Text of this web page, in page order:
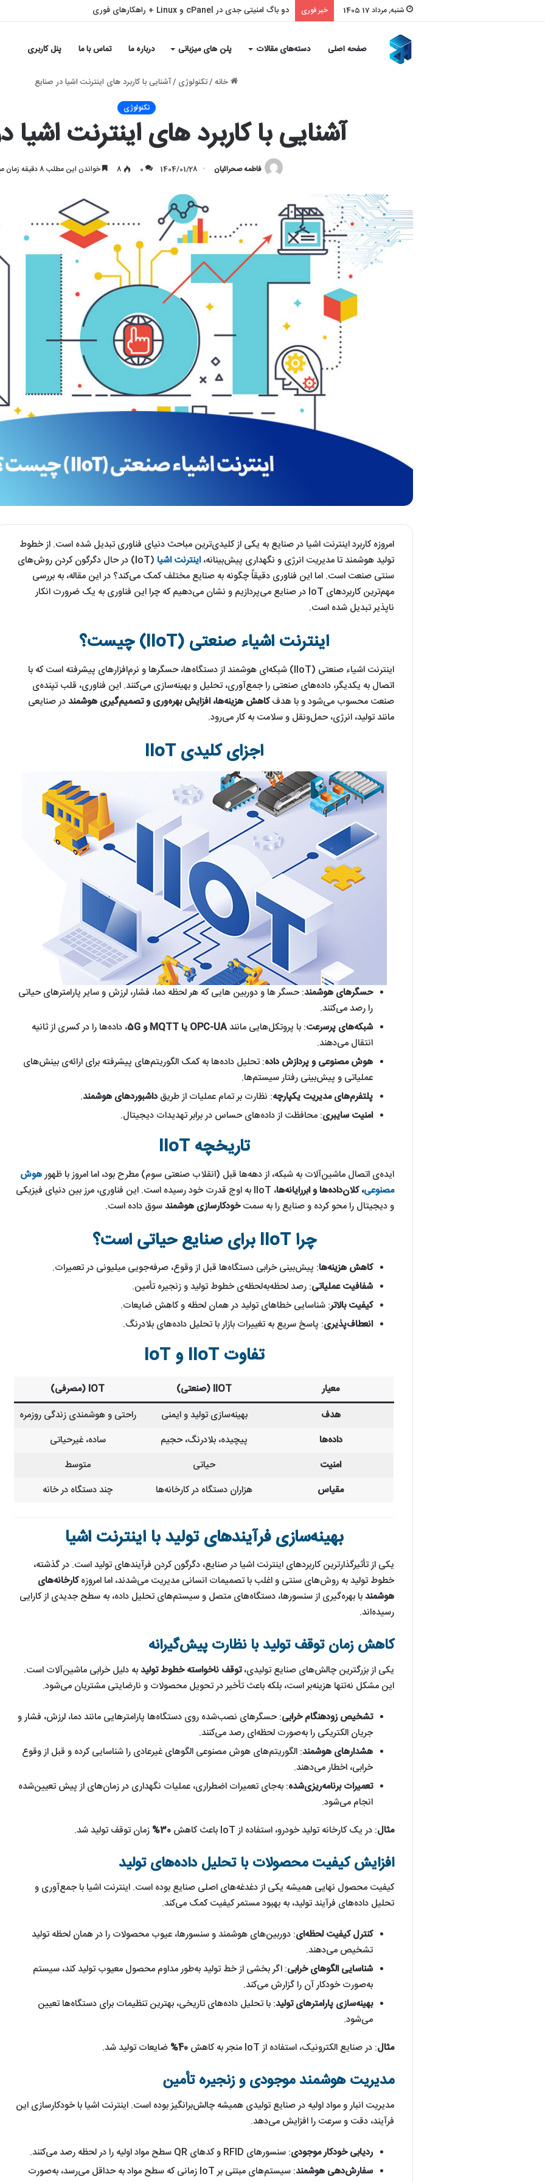
شنبه, مرداد 17 1405 خبر فوری دو باگ امنیتی جدی در cPanel و Linux + راهکارهای فوری
صفحه اصلی دسته‌های مقالات پلن های میزبانی درباره ما تماس با ما پنل کاربری
خانه/تکنولوژی /آشنایی با کاربرد های اینترنت اشیا در صنایع
تکنولوژی
آشنایی با کاربرد های اینترنت اشیا
فاطمه صحرائیان 1404/01/28
0
8 خواندن این مطلب 8 دقیقه زمان میبرد
امروزه کاربرد اینترنت اشیا در صنایع به یکی از کلیدی‌ترین مباحث دنیای فناوری تبدیل شده است. از خطوط
تولید هوشمند تا مدیریت انرژی و نگهداری پیش‌بینانه،اینترنت اشیا
(IoT) در حال دگرگون کردن روش‌های
سنتی صنعت است. اما این فناوری دقیقاً چگونه به صنایع مختلف کمک می‌کند؟ در این مقاله، به بررسی
مهم‌ترین کاربردهای IoT در صنایع می‌پردازیم و نشان می‌دهیم که چرا این فناوری به یک ضرورت انکار
ناپذیر تبدیل شده است.
اینترنت اشیاء صنعتی (IIoT) چیست؟
اینترنت اشیاء صنعتی (IIoT) شبکه‌ای هوشمند از دستگاه‌ها، حسگرها و نرم‌افزارهای پیشرفته است که با
اتصال به یکدیگر، داده‌های صنعتی را جمع‌آوری، تحلیل و بهینه‌سازی می‌کنند. این فناوری، قلب تپنده‌ی
صنعت محسوب می‌شود و با هدفکاهش هزینه‌ها، افزایش بهره‌وری و تصمیم‌گیری هوشمنددر صنایعی
مانند تولید، انرژی، حمل‌ونقل و سلامت به کار می‌رود.
اجزای کلیدی IIoT
حسگرهای هوشمند: حسگر ها و دوربین هایی که هر لحظه دما، فشار، لرزش و سایر پارامترهای حیاتی
را رصد می‌کنند.
شبکه‌های پرسرعت: با پروتکل‌هایی مانندOPC-UA یا MQTT و 5G
، داده‌ها را در کسری از ثانیه
انتقال می‌دهند.
هوش مصنوعی و پردازش داده: تحلیل داده‌ها به کمک الگوریتم‌های پیشرفته برای ارائه‌ی ‌بینش‌های
عملیاتی و پیش‌بینی رفتار سیستم‌ها.
پلتفرم‌های مدیریت یکپارچه: نظارت بر تمام عملیات از طریق داشبوردهای هوشمند.
امنیت سایبری: محافظت از داده‌های حساس در برابر تهدیدات دیجیتال.
تاریخچه IIoT
ایده‌ی اتصال ماشین‌آلات به شبکه، از دهه‌ها قبل (انقلاب صنعتی سوم) مطرح بود، اما امروز با ظهورهوش
مصنوعی، کلان‌داده‌ها و ابررایانه‌ها
، IIoT به اوج قدرت خود رسیده است. این فناوری، مرز بین دنیای فیزیکی
و دیجیتال را محو کرده و صنایع را به سمتخودکارسازی هوشمندسوق داده است.
چرا IIoT برای صنایع حیاتی است؟
کاهش هزینه‌ها: پیش‌بینی خرابی دستگاه‌ها قبل از وقوع، صرفه‌جویی میلیونی در تعمیرات.
شفافیت عملیاتی: رصد لحظه‌به‌لحظه‌ی خطوط تولید و زنجیره تأمین.
کیفیت بالاتر: شناسایی خطاهای تولید در همان لحظه و کاهش ضایعات.
انعطاف‌پذیری: پاسخ سریع به تغییرات بازار با تحلیل داده‌های بلادرنگ.
تفاوت IIoT و IoT
معیار IIOT (صنعتی) IOT (مصرفی)
هدف
بهینه‌سازی تولید و ایمنی
راحتی و هوشمندی زندگی روزمره
داده‌ها
پیچیده، بلادرنگ، حجیم
ساده، غیرحیاتی
امنیت
حیاتی
متوسط
مقیاس
هزاران دستگاه در کارخانه‌ها چند دستگاه در خانه
بهینه‌سازی فرآیندهای تولید با اینترنت اشیا
یکی از تأثیرگذارترین کاربردهای اینترنت اشیا در صنایع، دگرگون کردن فرآیندهای تولید است. در گذشته،
خطوط تولید به روش‌های سنتی و اغلب با تصمیمات انسانی مدیریت می‌شدند، اما امروزهکارخانه‌های
هوشمندبا بهره‌گیری از سنسورها، دستگاه‌های متصل و سیستم‌های تحلیل داده، به سطح جدیدی از کارایی
رسیده‌اند.
کاهش زمان توقف تولید با نظارت پیش‌گیرانه
یکی از بزرگترین چالش‌های صنایع تولیدی،توقف ناخواسته خطوط تولیدبه دلیل خرابی ماشین‌آلات است.
این مشکل نه‌تنها هزینه‌بر است، بلکه باعث تأخیر در تحویل محصولات و نارضایتی مشتریان می‌شود.
تشخیص زودهنگام خرابی: حسگرهای نصب‌شده روی دستگاه‌ها پارامترهایی مانند دما، لرزش، فشار و
جریان الکتریکی را به‌صورت لحظه‌ای رصد می‌کنند.
هشدارهای هوشمند: الگوریتم‌های هوش مصنوعی الگوهای غیرعادی را شناسایی کرده و قبل از وقوع
خرابی، اخطار می‌دهند.
تعمیرات برنامه‌ریزی‌شده: به‌جای تعمیرات اضطراری، عملیات نگهداری در زمان‌های از پیش تعیین‌شده
انجام می‌شود.
مثال: در یک کارخانه تولید خودرو، استفاده از IoT باعث کاهش 30% زمان توقف تولید شد.
افزایش کیفیت محصولات با تحلیل داده‌های تولید
کیفیت محصول نهایی همیشه یکی از دغدغه‌های اصلی صنایع بوده است. اینترنت اشیا با جمع‌آوری و
تحلیل داده‌های فرآیند تولید، به بهبود مستمر کیفیت کمک می‌کند.
کنترل کیفیت لحظه‌ای: دوربین‌های هوشمند و سنسورها، عیوب محصولات را در همان لحظه تولید
تشخیص می‌دهند.
شناسایی الگوهای خرابی: اگر بخشی از خط تولید به‌طور مداوم محصول معیوب تولید کند، سیستم
به‌صورت خودکار آن را گزارش می‌کند.
بهینه‌سازی پارامترهای تولید: با تحلیل داده‌های تاریخی، بهترین تنظیمات برای دستگاه‌ها تعیین
می‌شود.
مثال: در صنایع الکترونیک، استفاده از IoT منجر به کاهش 40% ضایعات تولید شد.
مدیریت هوشمند موجودی و زنجیره تأمین
مدیریت انبار و مواد اولیه در صنایع تولیدی همیشه چالش‌برانگیز بوده است. اینترنت اشیا با خودکارسازی این
فرآیند، دقت و سرعت را افزایش می‌دهد.
ردیابی خودکار موجودی: سنسورهای RFID و کدهای QR سطح مواد اولیه را در لحظه رصد می‌کنند.
سفارش‌دهی هوشمند
: سیستم‌های مبتنی بر IoT زمانی که سطح مواد به حداقل می‌رسد، به‌صورت
آموزش
لینوکس
VMware
1403/05/01
آموزش نصب
لینوکس با
VMware
وب
ها
برای
تمرین
هک
معرفی 10مورد از
سایت ها برای
تمرین هک و
امنیت